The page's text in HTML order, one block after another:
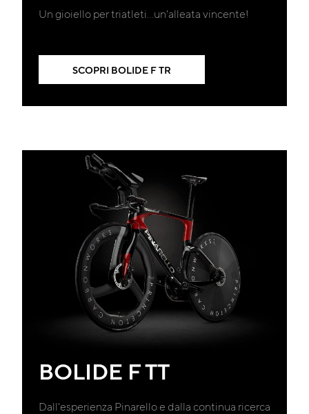
Un gioiello per triatleti...un'alleata vincente!
SCOPRI BOLIDE F TR
BOLIDE F TT
Dall'esperienza Pinarello e dalla continua ricerca